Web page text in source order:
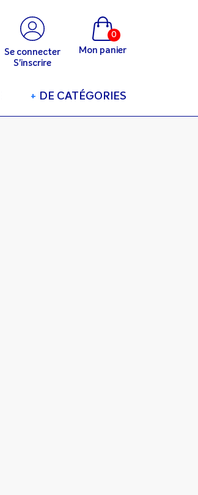
Se connecter
S'inscrire
Mon panier
0
+ DE CATÉGORIES